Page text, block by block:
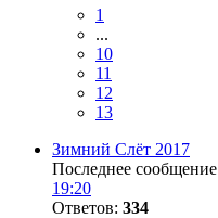
1
...
10
11
12
13
Зимний Слёт 2017
Последнее сообщение
19:20
Ответов: 334